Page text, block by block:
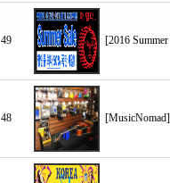
49 [2016
48